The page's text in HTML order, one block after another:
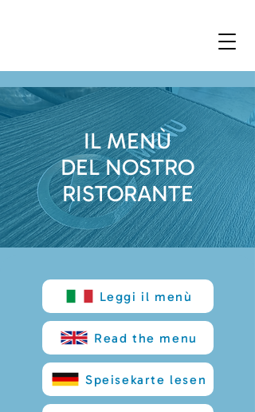
IL MENÙ
DEL NOSTRO
RISTORANTE
Leggi il menù
Read the menu
Speisekarte lesen